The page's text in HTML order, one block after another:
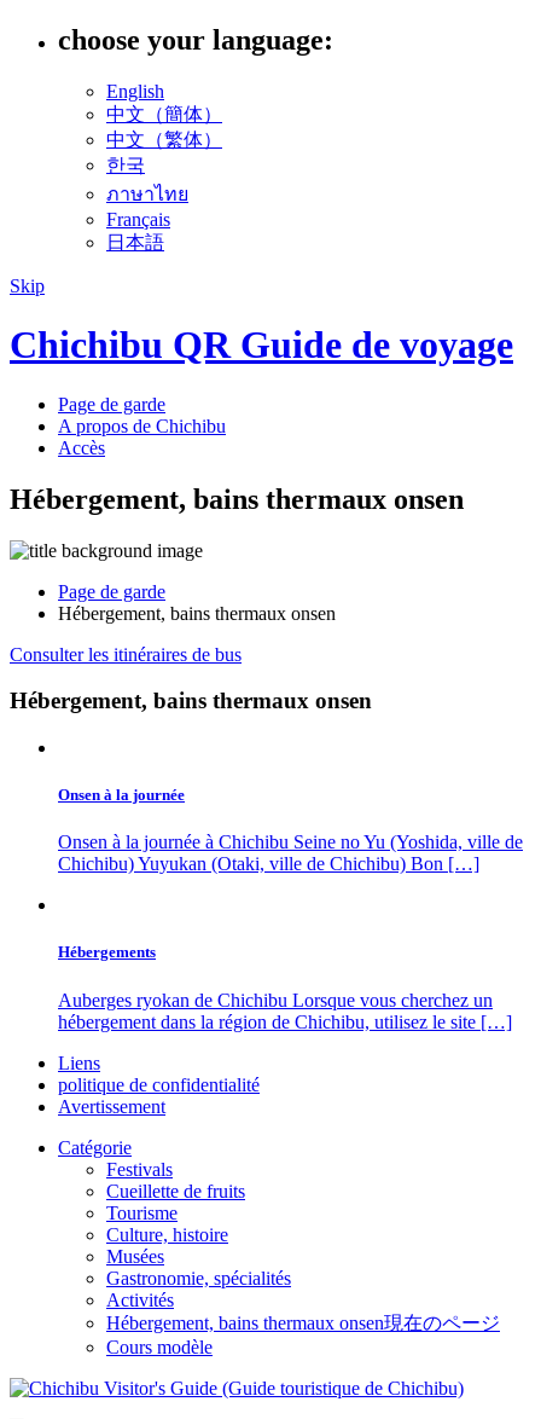
choose your language:
English
中文（簡体）
中文（繁体）
한국
ภาษาไทย
Français
日本語
Skip
Chichibu QR Guide de voyage
Page de garde
A propos de Chichibu
Accès
Hébergement, bains thermaux onsen
Page de garde
Hébergement, bains thermaux onsen
Consulter les itinéraires de bus
Hébergement, bains thermaux onsen
Onsen à la journée
Onsen à la journée à Chichibu Seine no Yu (Yoshida, ville de
Chichibu) Yuyukan (Otaki, ville de Chichibu) Bon […]
Hébergements
Auberges ryokan de Chichibu Lorsque vous cherchez un
hébergement dans la région de Chichibu, utilisez le site […]
Liens
politique de confidentialité
Avertissement
Catégorie
Festivals
Cueillette de fruits
Tourisme
Culture, histoire
Musées
Gastronomie, spécialités
Activités
Hébergement, bains thermaux onsen現在のページ
Cours modèle